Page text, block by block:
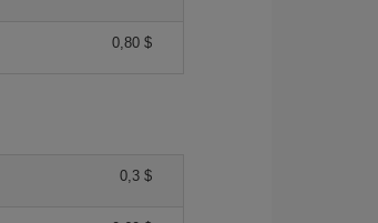
0,80 $
0,3 $